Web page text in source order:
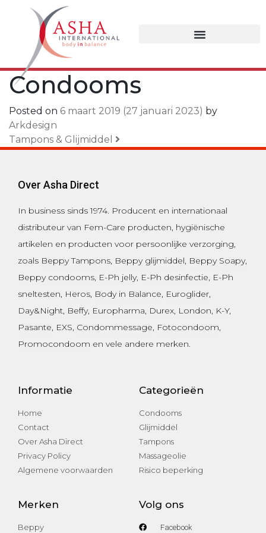
Condooms
Posted on 6 maart 2019 (27 januari 2023) by
Arkdesign
Bericht Navigatie
Tampons & Glijmiddel
Over Asha Direct
In business sinds 1974. Producent en internationaal
distributeur van Fem-Care producten, hygiënische
artikelen en producten voor persoonlijke verzorging,
zoals Beppy Tampons, Beppy glijmiddel, Beppy Soapy,
Beppy condooms, E-Ph jelly, E-Ph desinfectie, E-Ph
sneltesten, Heros, Body in Balance, Euroglider,
Day&Night, Beffy, Europharma, Durex, London, K-Y,
Pasante, EXS, Condommessage, Fotocondoom,
Promocondoom en vele andere merken.
Informatie
Home
Contact
Over Asha Direct
Privacy Policy
Algemene voorwaarden
Categorieën
Condooms
Glijmiddel
Tampons
Massageolie
Risico beperking
Merken
Beppy
Volg ons
Facebook